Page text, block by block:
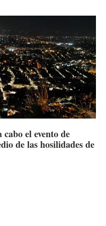
el evento de
de las hosilidades de